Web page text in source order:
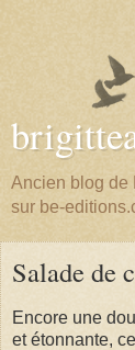
Ancien blog de
sur be-
Salade de
Encore une
et étonnante,